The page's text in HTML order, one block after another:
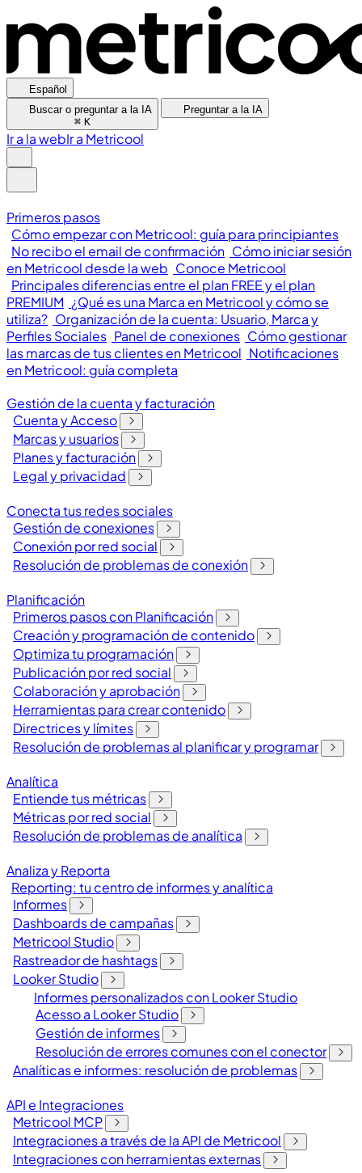
Español
Buscar o preguntar a la IA
⌘ K
Preguntar a la IA
Ir a la webIr a Metricool
Primeros pasos
Cómo empezar con Metricool: guía para principiantes
No recibo el email de confirmación Cómo iniciar sesión
en Metricool desde la web Conoce Metricool
Principales diferencias entre el plan FREE y el plan
PREMIUM ¿Qué es una Marca en Metricool y cómo se
utiliza? Organización de la cuenta: Usuario, Marca y
Perfiles Sociales Panel de conexiones Cómo gestionar
las marcas de tus clientes en Metricool Notificaciones
en Metricool: guía completa
Gestión de la cuenta y facturación
Cuenta y Acceso
Marcas y usuarios
Planes y facturación
Legal y privacidad
Conecta tus redes sociales
Gestión de conexiones
Conexión por red social
Resolución de problemas de conexión
Planificación
Primeros pasos con Planificación
Creación y programación de contenido
Optimiza tu programación
Publicación por red social
Colaboración y aprobación
Herramientas para crear contenido
Directrices y límites
Resolución de problemas al planificar y programar
Analítica
Entiende tus métricas
Métricas por red social
Resolución de problemas de analítica
Analiza y Reporta
Reporting: tu centro de informes y analítica
Informes
Dashboards de campañas
Metricool Studio
Rastreador de hashtags
Looker Studio
Informes personalizados con Looker Studio
Acesso a Looker Studio
Gestión de informes
Resolución de errores comunes con el conector
Analíticas e informes: resolución de problemas
API e Integraciones
Metricool MCP
Integraciones a través de la API de Metricool
Integraciones con herramientas externas